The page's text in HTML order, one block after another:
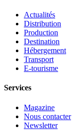
Actualités
Distribution
Production
Destination
Hébergement
Transport
E-tourisme
Services
Magazine
Nous contacter
Newsletter